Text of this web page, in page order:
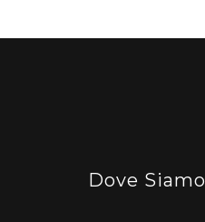
Dove Siamo